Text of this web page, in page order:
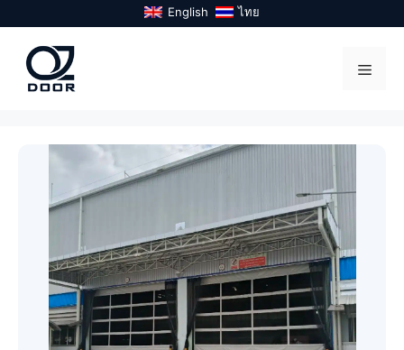
to
content
English ไทย